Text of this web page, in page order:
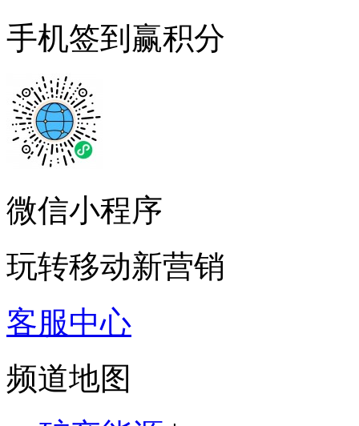
手机签到赢积分
微信小程序
玩转移动新营销
客服中心
频道地图